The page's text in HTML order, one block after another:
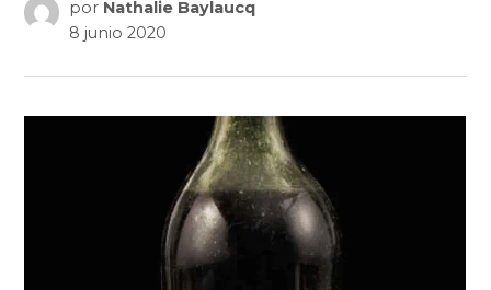
por Nathalie Baylaucq
8 junio 2020